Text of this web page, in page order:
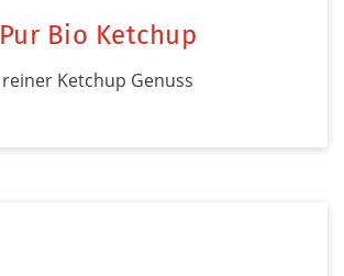
Pur Bio Ketchup
reiner Ketchup Genuss